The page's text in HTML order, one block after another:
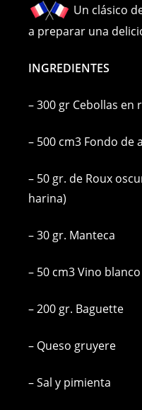
c
e
b
o
o
Un clásico
a preparar una
INGREDIENTES
– 300 gr Cebollas en
– 500 cm3 Fondo de
– 50 gr. de Roux
harina)
– 30 gr. Manteca
– 50 cm3 Vino blanco
– 200 gr. Baguette
– Queso gruyere
– Sal y pimienta